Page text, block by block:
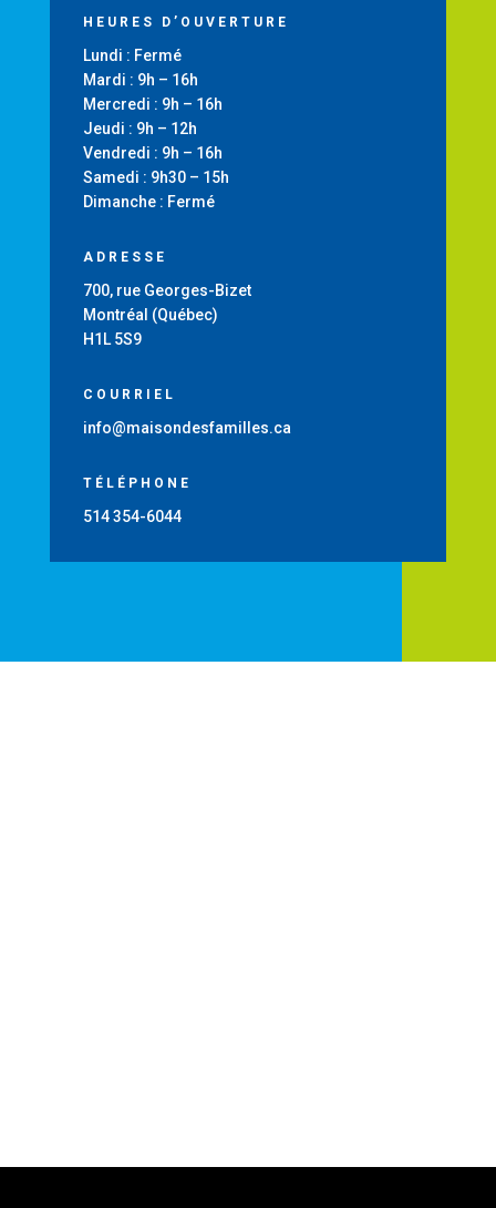
HEURES D’OUVERTURE
Lundi : Fermé
Mardi : 9h – 16h
Mercredi : 9h – 16h
Jeudi : 9h – 12h
Vendredi : 9h – 16h
Samedi : 9h30 – 15h
Dimanche : Fermé
ADRESSE
700, rue Georges-Bizet
Montréal (Québec)
H1L 5S9
COURRIEL
info@maisondesfamilles.ca
TÉLÉPHONE
514 354-6044